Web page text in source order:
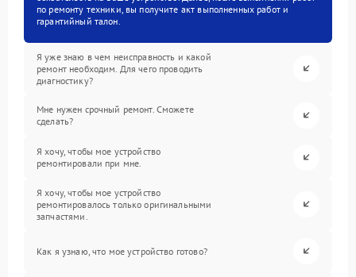
по ремонту техники, вы получите акт выполненных работ и
гарантийный талон.
Я уже знаю в чем неисправность и какой
ремонт необходим. Для чего проводить
диагностику?
Мне нужен срочный ремонт. Сможете
сделать?
Я хочу, чтобы мое устройство
ремонтировали при мне.
Я хочу, чтобы мое устройство
ремонтировалось только оригинальными
запчастями.
Как я узнаю, что мое устройство готово?